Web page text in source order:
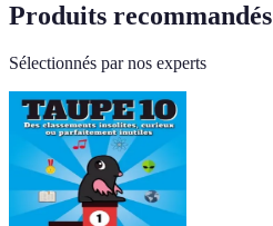
Produits recommandés
Sélectionnés par nos experts